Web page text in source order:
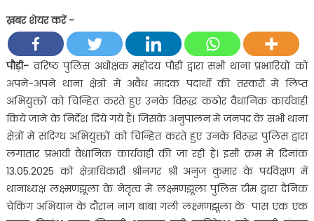
अवैध
चरस
के
साथ
लक्ष्मणझूला
पुलिस
ने
एक
युवक
को
किया
गिरफ्तार।
ख़बर शेयर करें -
पौड़ी-वरिष्ठ पुलिस अधीक्षक महोदय पौडी द्वारा सभी थाना प्रभारियों को
अपने-अपने थाना क्षेत्रों में अवैध मादक पदार्थों की तस्करी में लिप्त
अभियुक्तों को चिन्हित करते हुए उनके विरूद्ध कठोर वैधानिक कार्यवाही
किये जाने के निर्देश दिये गये हैं। जिसके अनुपालन में जनपद के सभी थाना
क्षेत्रों में संदिग्ध अभियुक्तों को चिन्हित करते हुए उनके विरूद्ध पुलिस द्वारा
लगातार प्रभावी वैधानिक कार्यवाही की जा रही है। इसी क्रम में दिनांक
13.05.2025 को क्षेत्राधिकारी श्रीनगर श्री अनुज कुमार के पर्यवेक्षण में
थानाध्यक्ष लक्ष्मणझूला के नेतृत्व में लक्ष्मणझूला पुलिस टीम द्वारा दैनिक
चेकिंग अभियान के दौरान नाग बाबा गली लक्ष्मणझूला के पास एक एक